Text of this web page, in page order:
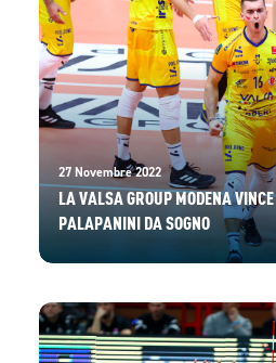
27 Novembre 2022
LA VALSA GROUP MODENA
PALAPANINI DA SOGNO